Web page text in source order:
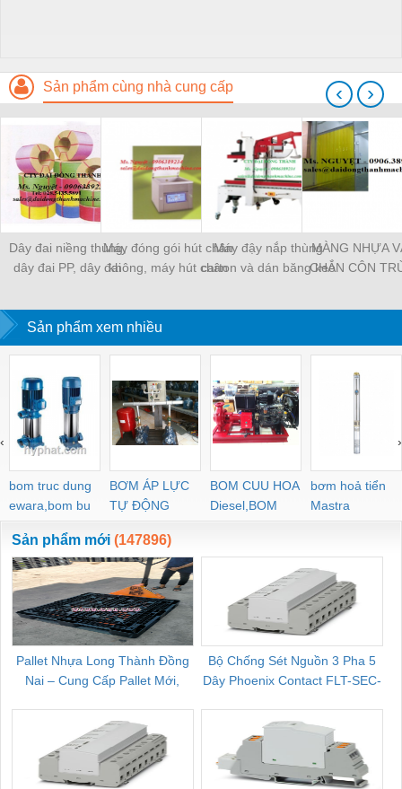
Sản phẩm cùng nhà cung cấp
Dây đai niềng thùng,
dây đai PP, dây đai
Máy đóng gói hút chân
không, máy hút chân
Máy đậy nắp thùng
carton và dán băng keo
MÀNG NHỰA
CHẮN CÔN
KHO LẠNH,
‹ ›
Sản phẩm xem nhiều
bom truc dung
ewara,bom bu
ewara
BƠM ÁP LỰC
TỰ ĐỘNG
BOM CUU HOA
Diesel,BOM
CHUA CHAY
bơm hoả tiển
Mastra
‹ ›
Sản phẩm mới (147896)
Pallet Nhựa Long Thành Đồng
Nai – Cung Cấp Pallet Mới,
Bộ Chống Sét Nguồn 3 Pha 5
Dây Phoenix Contact FLT-SEC-